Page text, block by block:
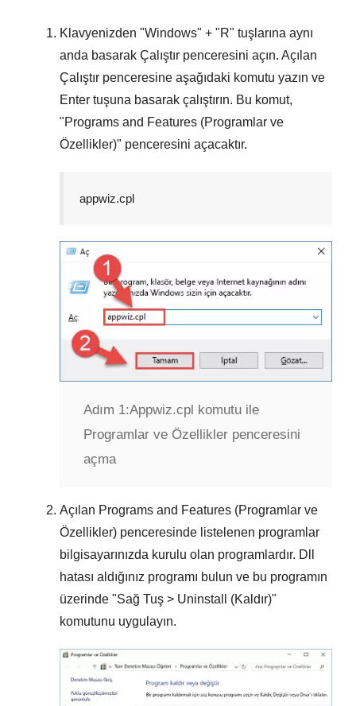
Klavyenizden "Windows" + "R" tuşlarına aynı
anda basarak Çalıştır penceresini açın. Açılan
Çalıştır penceresine aşağıdaki komutu yazın ve
Enter tuşuna basarak çalıştırın. Bu komut,
"Programs and Features (Programlar ve
Özellikler)" penceresini açacaktır.
appwiz.cpl
Adım 1:Appwiz.cpl komutu ile
Programlar ve Özellikler penceresini
açma
Açılan Programs and Features (Programlar ve
Özellikler) penceresinde listelenen programlar
bilgisayarınızda kurulu olan programlardır. Dll
hatası aldığınız programı bulun ve bu programın
üzerinde "Sağ Tuş > Uninstall (Kaldır)"
komutunu uygulayın.